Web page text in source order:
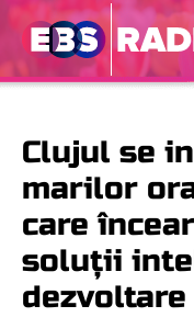
Clujul se
marilor
care
soluții
dezvoltare